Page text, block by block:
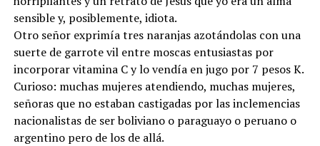
sensible y, posiblemente, idiota.
Otro señor exprimía tres naranjas azotándolas con una
suerte de garrote vil entre moscas entusiastas por
incorporar vitamina C y lo vendía en jugo por 7 pesos K.
Curioso: muchas mujeres atendiendo, muchas mujeres,
señoras que no estaban castigadas por las inclemencias
nacionalistas de ser boliviano o paraguayo o peruano o
argentino pero de los de allá.